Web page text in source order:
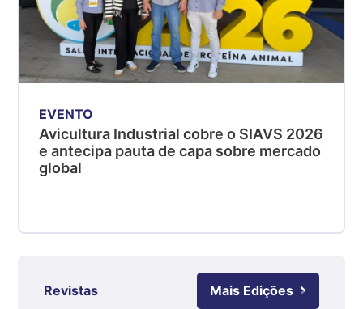
kg
Suíno - Estadual
PR
R$ 4,53
Suíno - Estadual
SC
R$ 4,50
kg
Ovo Branco - Regional
EVENTO
Avicultura Industrial cobre o SIAVS 2026
e antecipa pauta de capa sobre mercado
global
Revistas Mais Edições